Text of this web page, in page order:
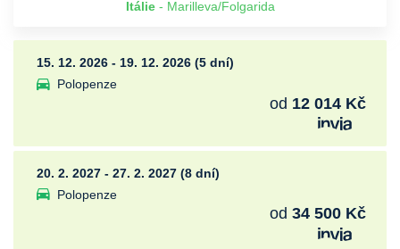
Itálie- Marilleva/Folgarida
15. 12. 2026 - 19. 12. 2026 (5 dní)
Polopenze
od 12 014 Kč
20. 2. 2027 - 27. 2. 2027 (8 dní)
Polopenze
od 34 500 Kč